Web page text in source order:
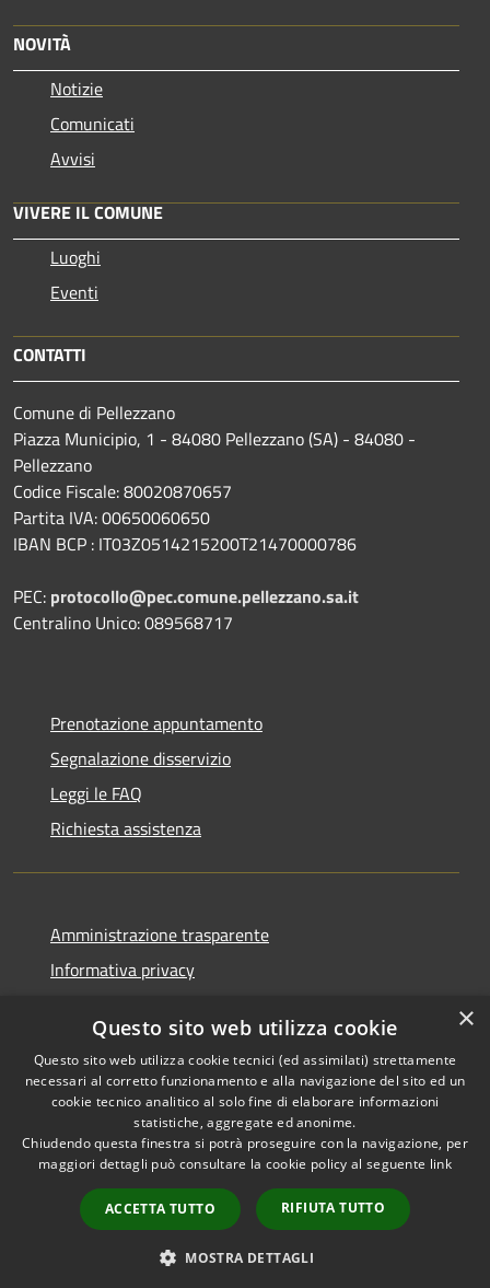
NOVITÀ
Notizie
Comunicati
Avvisi
VIVERE IL COMUNE
Luoghi
Eventi
CONTATTI
Comune di Pellezzano
Piazza Municipio, 1 - 84080 Pellezzano (SA) - 84080 -
Pellezzano
Codice Fiscale: 80020870657
Partita IVA: 00650060650
IBAN BCP : IT03Z0514215200T21470000786
PEC: protocollo@pec.comune.pellezzano.sa.it
Centralino Unico: 089568717
Prenotazione appuntamento
Segnalazione disservizio
Leggi le FAQ
Richiesta assistenza
Amministrazione trasparente
Informativa privacy
Dichiarazione di accessibilità
RSS
Accessibilità
Copyright © 2026 • Comune di
Pellezzano • Powered by
Municipium•
Accesso
redazione
×
Questo sito web utilizza cookie
Questo sito web utilizza cookie tecnici (ed assimilati) strettamente
necessari al corretto funzionamento e alla navigazione del sito ed un
cookie tecnico analitico al solo fine di elaborare informazioni
statistiche, aggregate ed anonime.
Chiudendo questa finestra si potrà proseguire con la navigazione, per
maggiori dettagli può consultare la cookie policy al seguente link
ACCETTA TUTTO RIFIUTA TUTTO
MOSTRA DETTAGLI